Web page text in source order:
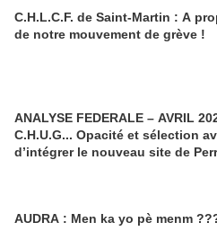
C.H.L.C.F. de Saint-Martin : A
de notre mouvement de grève !
ANALYSE FEDERALE – AVRIL
C.H.U.G... Opacité et sélection
d’intégrer le nouveau site de
AUDRA : Men ka yo pè menm